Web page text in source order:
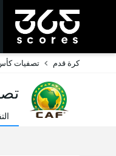
كرة قدم تصفيات كأس